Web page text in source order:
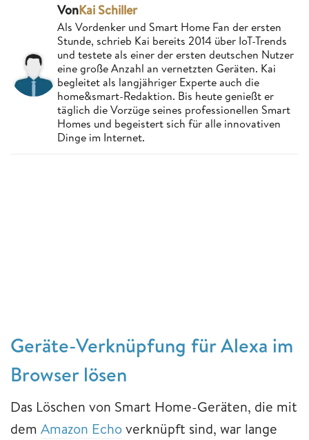
VonKai Schiller
Als Vordenker und Smart Home Fan der ersten
Stunde, schrieb Kai bereits 2014 über IoT-Trends
und testete als einer der ersten deutschen Nutzer
eine große Anzahl an vernetzten Geräten. Kai
begleitet als langjähriger Experte auch die
home&smart-Redaktion. Bis heute genießt er
täglich die Vorzüge seines professionellen Smart
Homes und begeistert sich für alle innovativen
Dinge im Internet.
Geräte-Verknüpfung für Alexa im
Browser lösen
Das Löschen von Smart Home-Geräten, die mit
dem Amazon Echoverknüpft sind, war lange